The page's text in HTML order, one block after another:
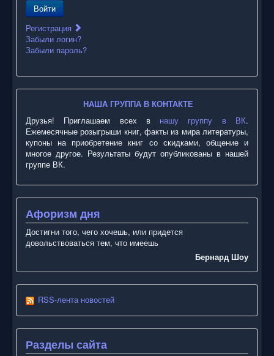
Войти
Регистрация
Забыли логин?
Забыли пароль?
НАША ГРУППА В КОНТАКТЕ
Друзья! Приглашаем всех в нашу группу в ВК.
Ежемесячные розыгрыши книг, факты из мира литературы,
купоны на приобретение книг со скидками, общение и
многое другое. Результаты будут опубликованы в нашей
группе ВК.
Афоризм дня
Достигни того, чего хочешь, или придется
довольствоваться тем, что имеешь
Бернард Шоу
RSS-лента новостей
Разделы сайта